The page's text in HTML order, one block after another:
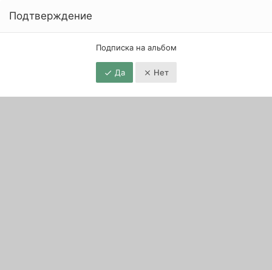
Подтверждение
Подписка на альбом
Да Нет